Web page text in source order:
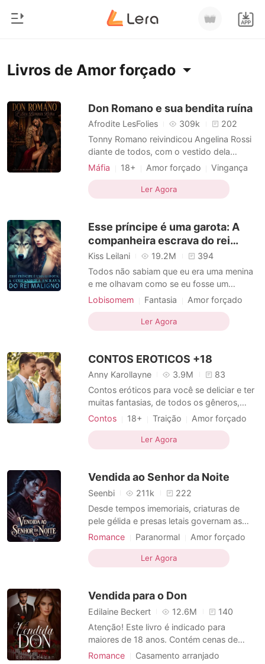
Histórico
Sair
Início
Moderno
Lobisomem
Contos
Ranking
Contos Curtos
Livros de Amor forçado
Don Romano e sua bendita ruína
Afrodite LesFolies 309k
202
Tonny Romano reivindicou Angelina Rossi
diante de todos, com o vestido dela
manchado de sangue. O casamento
suas famílias. O que Tonny não sabia era
que, por trás da aparência delicada,
lo. Obrigados a dividir o mes
Máfia 18+ Amor forçado
Vingança
Máfia
Paixão / Erótica
Arrogante / Dominante
Ler Agora
Esse príncipe é uma garota: A
companheira escrava do rei
maligno
Kiss Leilani 19.2M
394
Todos não sabiam que eu era uma menina
e me olhavam como se eu fosse um
homem, um príncipe. Os Urekais,
imponentes do mundo, sempre compavam
seres humanos para satisfazer seus
nosso reino para levar minha irmã, eu int
Lobisomem Fantasia
Amor forçado
Vingança
Escravos sexuais
Aristocracia
Arrogante / Dominante
Ler Agora
CONTOS EROTICOS +18
Anny Karollayne 3.9M
83
Contos eróticos para você se deliciar e ter
muitas fantasias, de todos os gêneros,
ideal para ler quando estiver só, relaxar o
vontade para se tocar.
Contos 18+ Traição
Amor forçado
Escravos sexuais
Ler Agora
Vendida ao Senhor da Noite
Seenbi 211k
222
Desde tempos imemoriais, criaturas de
pele gélida e presas letais governam as
terras de Velmora. Sua fome é insaciável, e
mundo. A cada lua cheia, jovens almas são
vendidas como alimento - marcadas,
seus donos. Elara Voss fo
Romance Paranormal
Amor forçado
Vampiros
Aristocracia
Medrosa
Arrogante / Dominante
Amor proibido
Obsessão
Ler Agora
Vendida para o Don
Edilaine Beckert 12.6M
140
Atenção! Este livro é indicado para
maiores de 18 anos. Contém cenas de
sexo explícito e cenas fortes que podem
Romance
Casamento arranjado